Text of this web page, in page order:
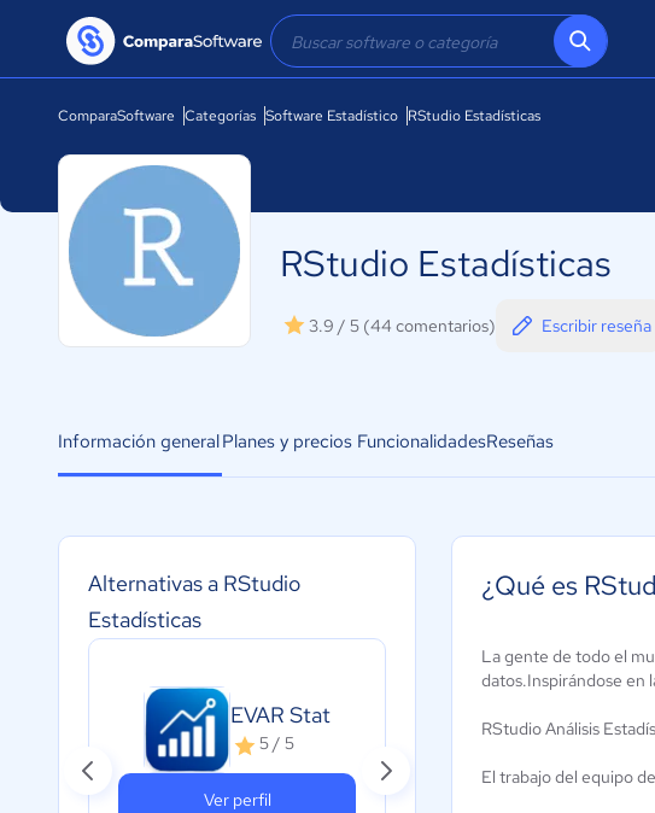
ComparaSoftware Categorías Software Estadístico RStudio Estadísticas
RStudio Estadísticas
3.9 / 5 (44 comentarios) Escribir reseña
Información generalPlanes y precios FuncionalidadesReseñas
Alternativas a RStudio
Estadísticas
EVAR Stat
5 / 5
Ver perfil
MATLAB
Software
¿Qué es
La gente de todo el
datos.Inspirándose en
RStudio Análisis
El trabajo del equipo